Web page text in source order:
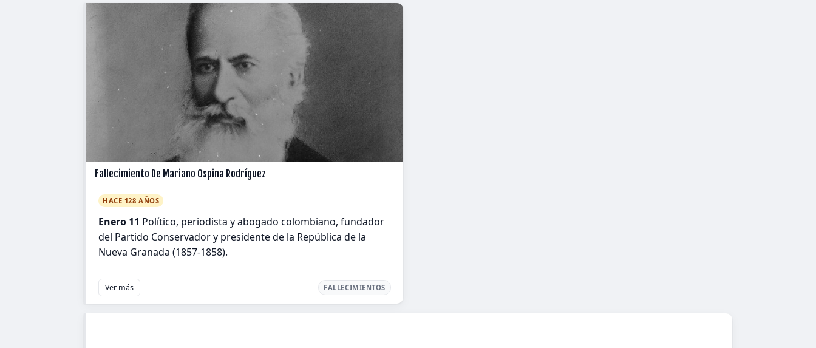
Fallecimiento De Mariano Ospina Rodríguez
HACE 128 AÑOS
Enero 11 Político, periodista y abogado colombiano, fundador
del Partido Conservador y presidente de la República de la
Nueva Granada (1857-1858).
Ver más FALLECIMIENTOS